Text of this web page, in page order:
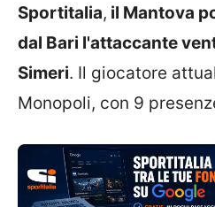
Sportitalia, il Mantova
dal Bari l'attaccante
Simeri. Il giocatore
Monopoli, con 9